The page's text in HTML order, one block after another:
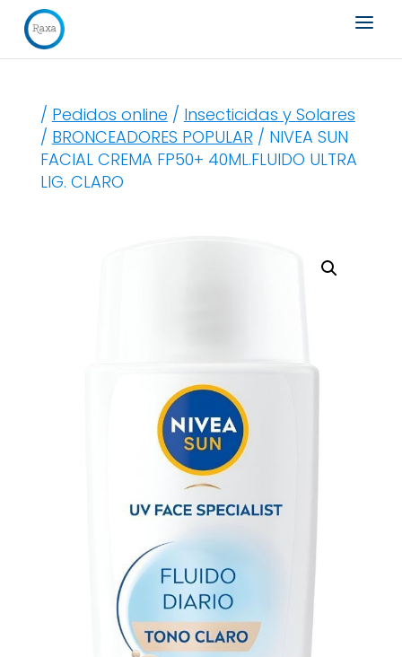
Búsqueda
de
productos
/ Pedidos online / Insecticidas y Solares
/ BRONCEADORES POPULAR / NIVEA SUN
FACIAL CREMA FP50+ 40ML.FLUIDO ULTRA
LIG. CLARO